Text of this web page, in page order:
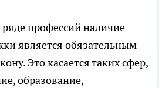
профессий наличие
является обязательным
Это касается таких сфер,
образование,